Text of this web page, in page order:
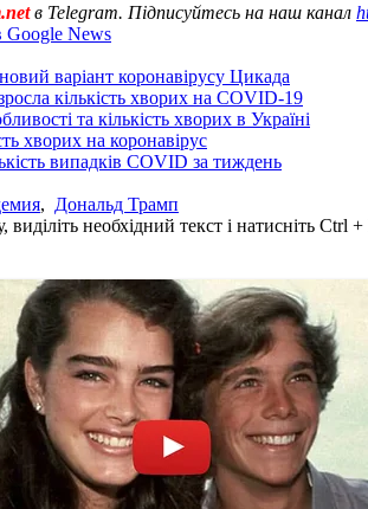
в Telegram. Підписуйтесь на наш канал
Google News
варіант коронавірусу Цикада
кількість хворих на COVID-19
та кількість хворих в Україні
хворих на коронавірус
випадків COVID за тиждень
, Дональд Трамп
необхідний текст і натисніть Ctrl